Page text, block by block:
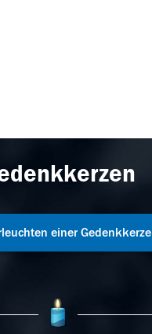
einer Gedenkkerze